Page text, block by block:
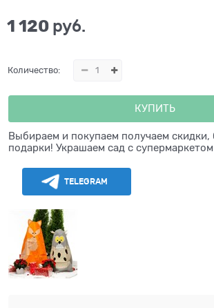
1 120 руб.
Количество:
КУПИТЬ
Выбираем и покупаем получаем скидки,
подарки! Украшаем сад с супермаркетом
TELEGRAM